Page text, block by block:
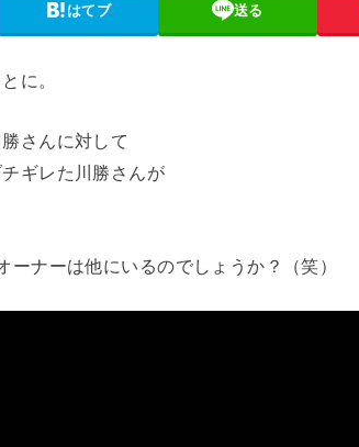
はてブ 送る
に。
さんに対して
ギレた川勝さんが
ナーは他にいるのでしょうか？（笑）